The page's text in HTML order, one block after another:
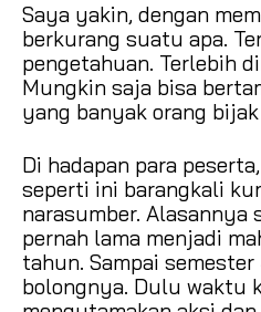
Saya yakin, dengan
berkurang suatu apa.
pengetahuan. Terlebih
Mungkin saja bisa
yang banyak orang
Di hadapan para
seperti ini barangkali
narasumber. Alasannya
pernah lama menjadi
tahun. Sampai
bolongnya. Dulu waktu